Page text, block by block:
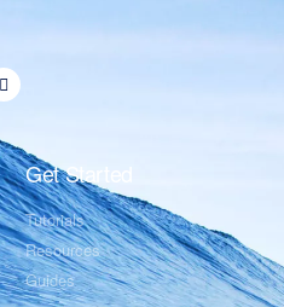
Get Started
Tutorials
Resources
Guides